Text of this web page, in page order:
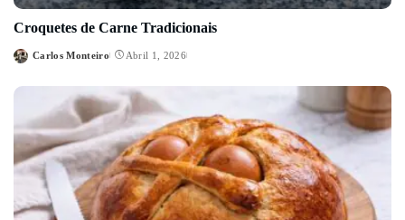
Croquetes de Carne Tradicionais
Posted
Carlos Monteiro Abril 1, 2026